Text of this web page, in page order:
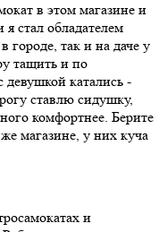
в этом магазине и
стал обладателем
так и на даче у
тащить и по
катались -
ставлю сидушку,
комфортнее. Берите
магазине, у них куча
и